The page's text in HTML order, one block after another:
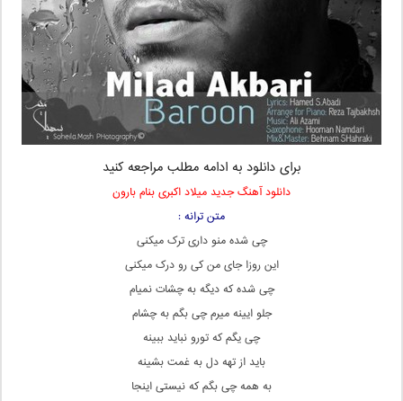
برای دانلود به ادامه مطلب مراجعه کنید
دانلود آهنگ جدید میلاد اکبری بنام بارون
متن ترانه :
چی شده منو داری ترک میکنی
این روزا جای من کی رو درک میکنی
چی شده که دیگه به چشات نمیام
جلو ایینه میرم چی بگم به چشام
چی یگم که تورو نباید ببینه
باید از تهه دل به غمت بشینه
به همه چی بگم که نیستی اینجا